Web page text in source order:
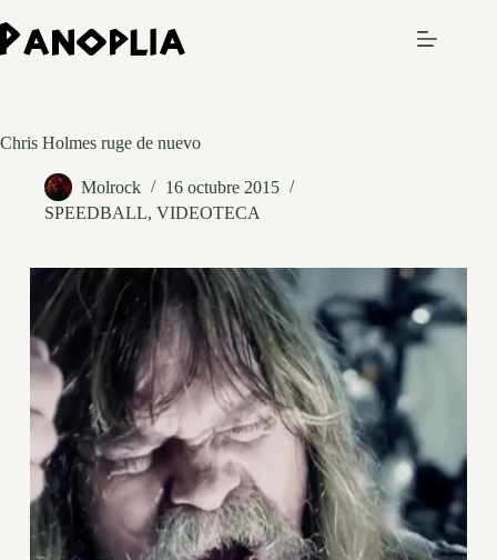
al
contenido
Chris Holmes ruge de nuevo
Molrock
16 octubre 2015
SPEEDBALL, VIDEOTECA